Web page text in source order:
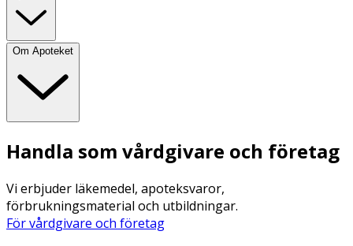
Om Apoteket
Handla som vårdgivare och företag
Vi erbjuder läkemedel, apoteksvaror,
förbrukningsmaterial och utbildningar.
För vårdgivare och företag